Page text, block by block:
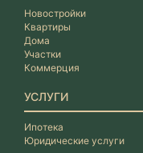
Новостройки
Квартиры
Дома
Участки
Коммерция
УСЛУГИ
Ипотека
Юридические услуги